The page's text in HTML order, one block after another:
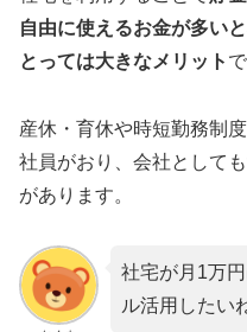
自由に使えるお金が多い
とっては大きなメリット
産休・育休や時短勤務制
社員がおり、会社として
があります。
社宅が月1万
ル活用したい